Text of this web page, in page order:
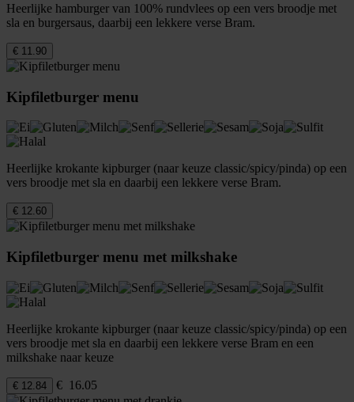
Heerlijke hamburger van 100% rundvlees op een vers broodje met
sla en burgersaus, daarbij een lekkere verse Bram.
€ 11.90
Kipfiletburger menu
Heerlijke krokante kipburger (naar keuze classic/spicy/pinda) op een
vers broodje met sla en daarbij een lekkere verse Bram.
€ 12.60
Kipfiletburger menu met milkshake
Heerlijke krokante kipburger (naar keuze classic/spicy/pinda) op een
vers broodje met sla en daarbij een lekkere verse Bram en een
milkshake naar keuze
€ 12.84 € 16.05